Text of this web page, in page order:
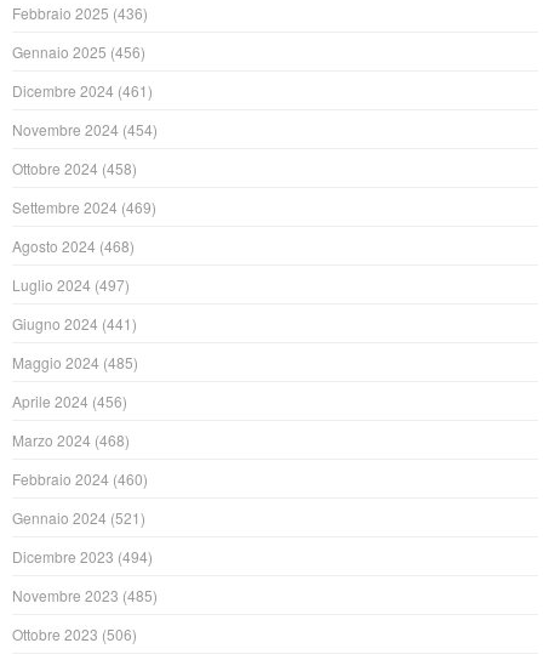
Febbraio 2025 (436)
Gennaio 2025 (456)
Dicembre 2024 (461)
Novembre 2024 (454)
Ottobre 2024 (458)
Settembre 2024 (469)
Agosto 2024 (468)
Luglio 2024 (497)
Giugno 2024 (441)
Maggio 2024 (485)
Aprile 2024 (456)
Marzo 2024 (468)
Febbraio 2024 (460)
Gennaio 2024 (521)
Dicembre 2023 (494)
Novembre 2023 (485)
Ottobre 2023 (506)